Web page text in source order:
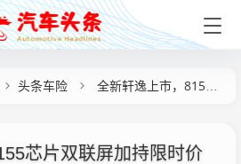
头条车险 全新轩逸上市，8155芯片双联屏加持限时价9.49万起
芯片双联屏加持限时价